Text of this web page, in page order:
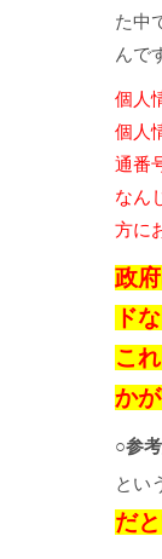
た中
んで
個人
個人
通番
なん
方に
政
ド
こ
か
○参
とい
だ